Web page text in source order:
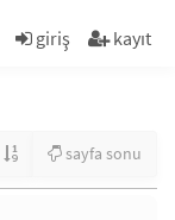
giriş kayıt
sayfa sonu